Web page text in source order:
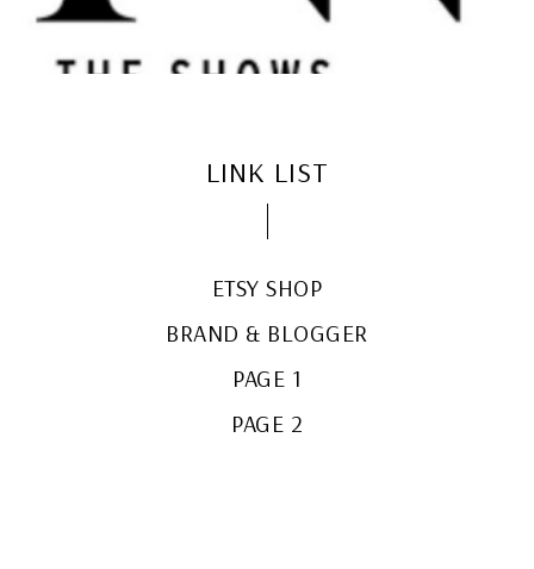
LINK LIST
ETSY SHOP
BRAND & BLOGGER
PAGE 1
PAGE 2